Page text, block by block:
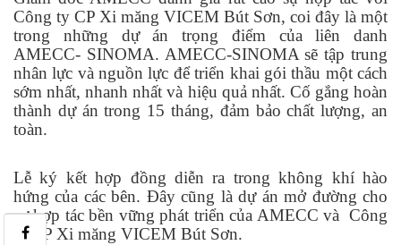
Công ty CP Xi măng VICEM Bút Sơn, coi đây là một
trong những dự án trọng điểm của liên danh
AMECC- SINOMA. AMECC-SINOMA sẽ tập trung
nhân lực và nguồn lực để triển khai gói thầu một cách
sớm nhất, nhanh nhất và hiệu quả nhất. Cố gắng hoàn
thành dự án trong 15 tháng, đảm bảo chất lượng, an
toàn.
Lễ ký kết hợp đồng diễn ra trong không khí hào
hứng của các bên. Đây cũng là dự án mở đường cho
sự hợp tác bền vững phát triển của AMECC và Công
ty CP Xi măng VICEM Bút Sơn.